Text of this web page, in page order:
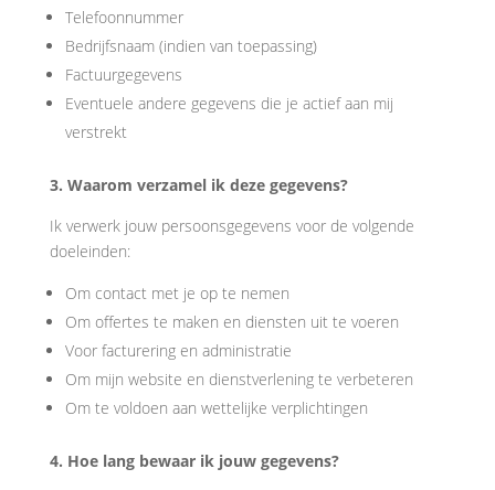
Telefoonnummer
Bedrijfsnaam (indien van toepassing)
Factuurgegevens
Eventuele andere gegevens die je actief aan mij
verstrekt
3. Waarom verzamel ik deze gegevens?
Ik verwerk jouw persoonsgegevens voor de volgende
doeleinden:
Om contact met je op te nemen
Om offertes te maken en diensten uit te voeren
Voor facturering en administratie
Om mijn website en dienstverlening te verbeteren
Om te voldoen aan wettelijke verplichtingen
4. Hoe lang bewaar ik jouw gegevens?